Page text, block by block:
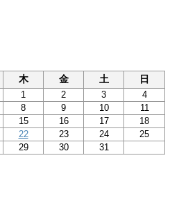
木 金 土 日
1 2 3
4
8 9 10
11
15 16 17
18
22 23 24
25
29 30 31